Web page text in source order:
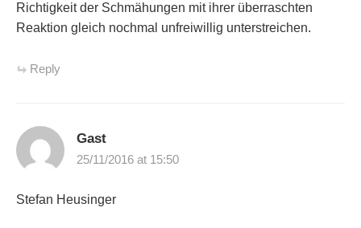
Richtigkeit der Schmähungen mit ihrer überraschten
Reaktion gleich nochmal unfreiwillig unterstreichen.
Reply
Gast
25/11/2016 at 15:50
Stefan Heusinger